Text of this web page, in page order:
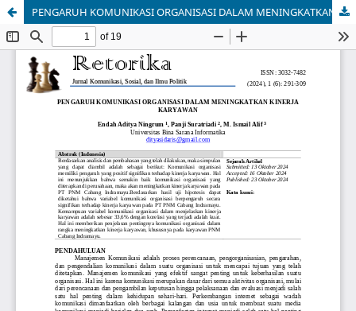
PENGARUH KOMUNIKASI ORGANISASI DALAM MENINGKATKAN KINERJA KARYAWAN